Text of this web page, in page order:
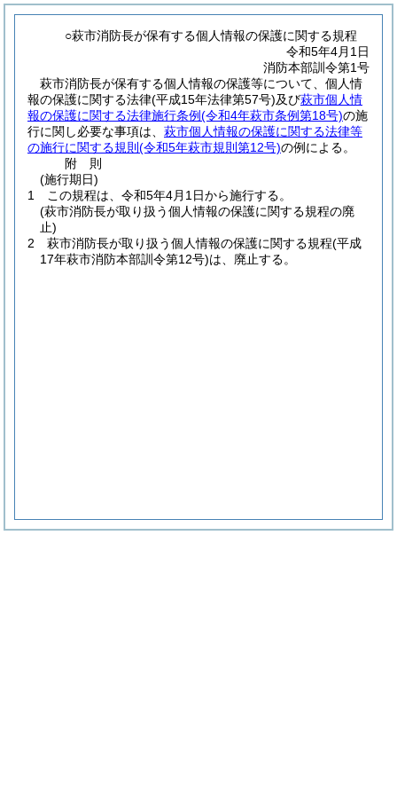
○萩市消防長が保有する個人情報の保護に関する規程
令和5年4月1日
消防本部訓令第1号
萩市消防長が保有する個人情報の保護等について、個人情
報の保護に関する法律(平成15年法律第57号)及び萩市個人情
報の保護に関する法律施行条例(令和4年萩市条例第18号)の施
行に関し必要な事項は、 萩市個人情報の保護に関する法律等
の施行に関する規則 (令和5年萩市規則第12号)の例による。
附 則
(施行期日)
1
この規程は、令和5年4月1日から施行する。
(萩市消防長が取り扱う個人情報の保護に関する規程の廃
止)
2
萩市消防長が取り扱う個人情報の保護に関する規程(平成
17年萩市消防本部訓令第12号)は、廃止する。